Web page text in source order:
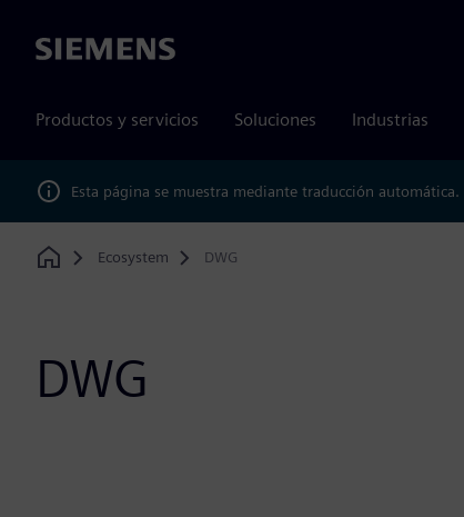
Siemens
Productos y servicios Soluciones Industrias
Esta página se muestra mediante traducción automática.
Home
Ecosystem DWG
DWG